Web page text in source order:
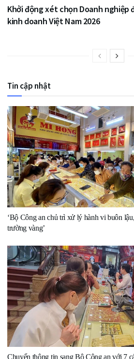
Khởi động xét chọn Doanh nghiệp
kinh doanh Việt Nam 2026
Tin cập nhật
‘Bộ Công an chủ trì xử lý hành vi buôn
trường vàng’
Chuyển thông tin sang Bộ Công an với 7